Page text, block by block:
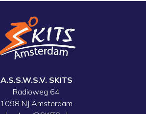
A.S.S.W.S.V. SKITS
Radioweg 64
1098 NJ Amsterdam